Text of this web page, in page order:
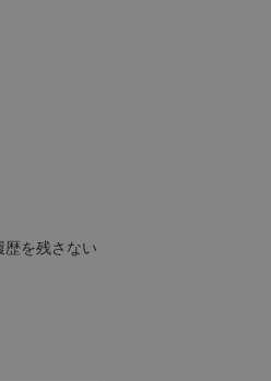
歴を残さない